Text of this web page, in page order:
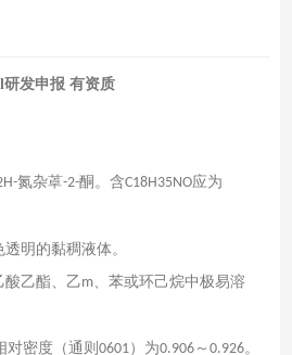
发申报 有资质
氮杂䓬-2-酮。含C18H35NO应为
明的黏稠液体。
酸乙酯、乙m、苯或环己烷中极易溶
对密度（通则 0601）为0.906～ 0.926。